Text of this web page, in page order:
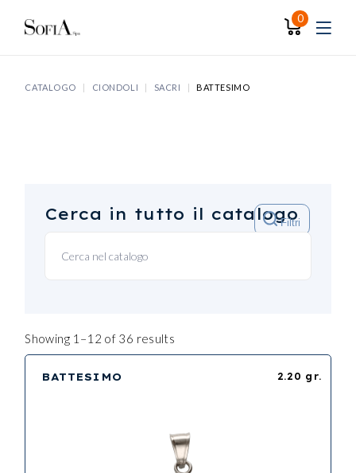
0
CATALOGO CIONDOLI SACRI BATTESIMO
Cerca in tutto il catalogo
Filtri
Showing 1–12 of 36 results
2.20 gr.
BATTESIMO